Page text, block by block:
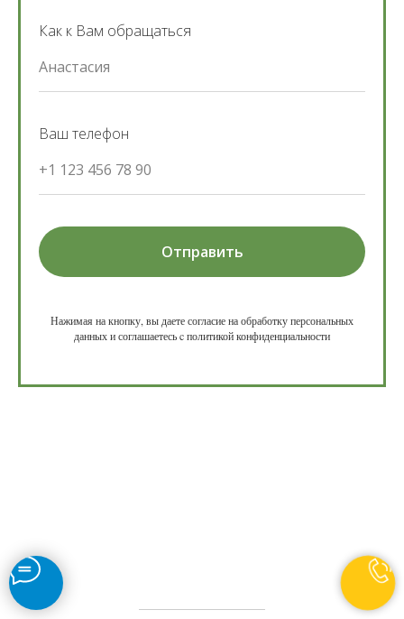
Как к Вам обращаться
Анастасия
Ваш телефон
+1 123 456 78 90
Отправить
Нажимая на кнопку, вы даете согласие на обработку персональных
данных и соглашаетесь c политикой конфиденциальности